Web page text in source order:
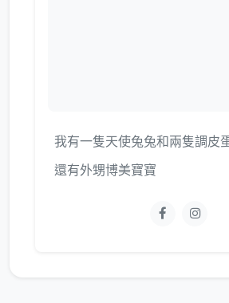
我有一隻天使兔兔和兩隻調皮
還有外甥博美寶寶